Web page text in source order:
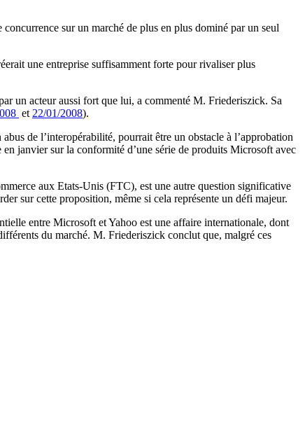
sur un marché de plus en plus dominé par un seul
une entreprise suffisamment forte pour rivaliser plus
un acteur aussi fort que lui, a commenté M. Friederiszick. Sa
et 22/01/2008).
de l’interopérabilité, pourrait être un obstacle à l’approbation
janvier sur la conformité d’une série de produits Microsoft avec
aux Etats-Unis (FTC), est une autre question significative
sur cette proposition, même si cela représente un défi majeur.
entre Microsoft et Yahoo est une affaire internationale, dont
du marché. M. Friederiszick conclut que, malgré ces